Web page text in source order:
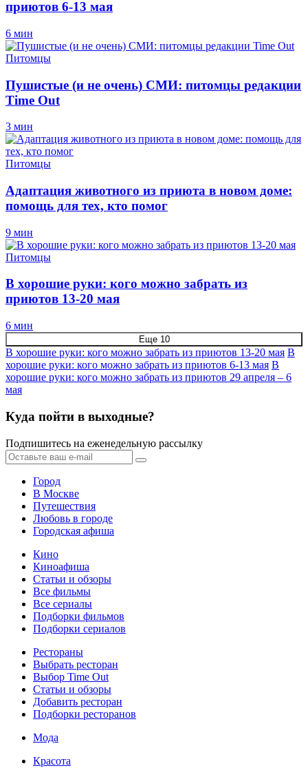
приютов 6-13 мая
6 мин
Питомцы
Пушистые (и не очень) СМИ: питомцы редакции
Time Out
3 мин
Питомцы
Адаптация животного из приюта в новом доме:
помощь для тех, кто помог
9 мин
Питомцы
В хорошие руки: кого можно забрать из
приютов 13-20 мая
6 мин
Еще 10
В хорошие руки: кого можно забрать из приютов 13-20 мая В
хорошие руки: кого можно забрать из приютов 6-13 мая В
хорошие руки: кого можно забрать из приютов 29 апреля – 6
мая
Куда пойти в выходные?
Подпишитесь на еженедельную рассылку
Город
В Москве
Путешествия
Любовь в городе
Городская афиша
Кино
Киноафиша
Статьи и обзоры
Все фильмы
Все сериалы
Подборки фильмов
Подборки сериалов
Рестораны
Выбрать ресторан
Выбор Time Out
Статьи и обзоры
Добавить ресторан
Подборки ресторанов
Мода
Красота